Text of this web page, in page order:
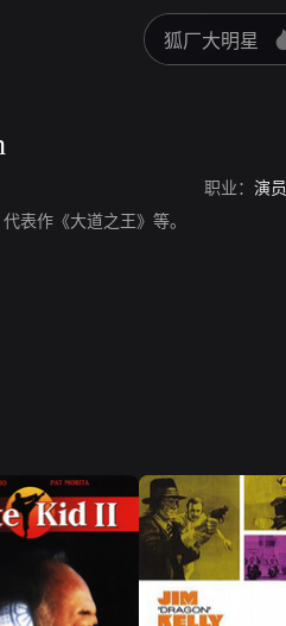
职业： 演员
表作《大道之王》等。